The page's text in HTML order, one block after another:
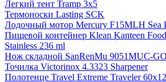
Легкий тент Tramp 3x5
Термоноски Lasting SCK
Лодочный мотор Mercury F15MLH Sea
Пищевой контейнер Klean Kanteen
Stainless 236 ml
Нож складной SanRenMu 9051MUC-
Точилка Victorinox 4.3323 Sharpener
Полотенце Travel Extreme Traveler